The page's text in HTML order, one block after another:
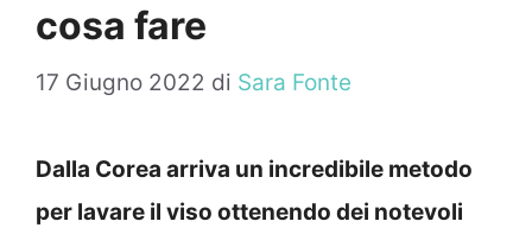
cosa fare
17 Giugno 2022 di Sara Fonte
Dalla Corea arriva un incredibile metodo
per lavare il viso ottenendo dei notevoli